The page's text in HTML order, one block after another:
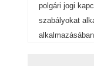
polgári jogi
szabályokat